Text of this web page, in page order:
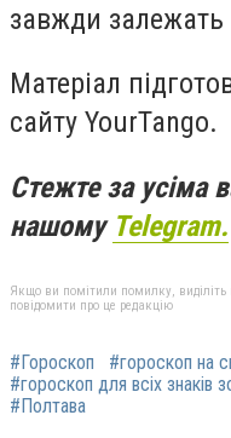
завжди
Матеріал
сайту YourTango.
Стежте за усіма
нашому Telegram.
Якщо ви помітили помилку, виділіть
повідомити про це редакцію
#Гороскоп
#гороскоп на
#гороскоп для всіх знаків
#Полтава